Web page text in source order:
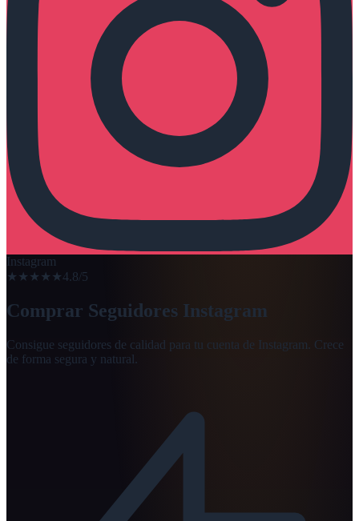
Instagram
★★★★★4.8/5
Comprar Seguidores Instagram
Consigue seguidores de calidad para tu cuenta de Instagram. Crece
de forma segura y natural.